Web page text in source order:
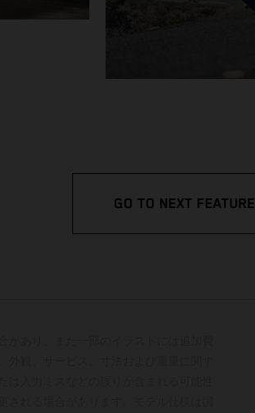
GO TO NEXT FEATURE